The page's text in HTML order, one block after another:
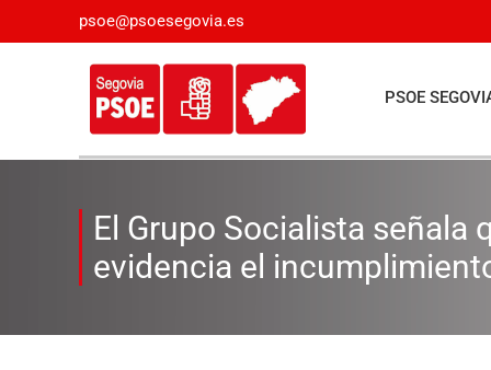
psoe@psoesegovia.es
PSOE
El Grupo Socialista señala
evidencia el